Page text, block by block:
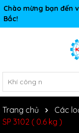
Chào mừng bạn đến
Bắc!
Trang chủ Các
SP 3102 ( 0.6 kg )